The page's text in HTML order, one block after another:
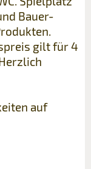
Bauer-
gilt für 4
auf